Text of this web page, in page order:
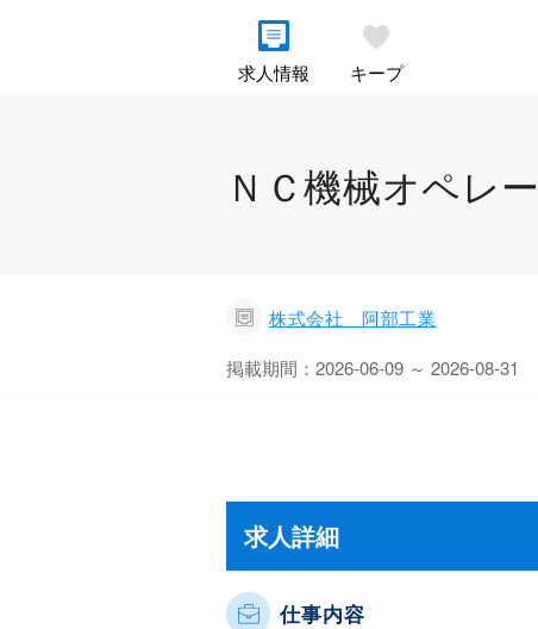
求人情報 キープ
ＮＣ機械オペレ
株式会社 阿部工業
掲載期間：2026-06-09 ～ 2026-08-31
求人詳細
仕事内容